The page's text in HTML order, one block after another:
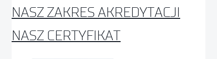
NASZ ZAKRES AKREDYTACJI
NASZ CERTYFIKAT